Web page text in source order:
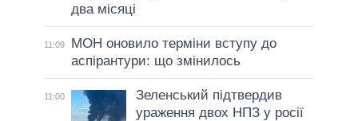
два місяці
11:09
МОН оновило терміни вступу до
аспірантури: що змінилось
11:00
Зеленський підтвердив
ураження двох НПЗ у росії